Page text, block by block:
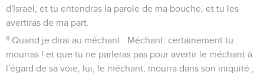
d'Israël, et tu entendras la parole de ma bouche, et tu les
avertiras de ma part.
8 Quand je dirai au méchant : Méchant, certainement tu
mourras ! et que tu ne parleras pas pour avertir le méchant à
l'égard de sa voie, lui, le méchant, mourra dans son iniquité ;